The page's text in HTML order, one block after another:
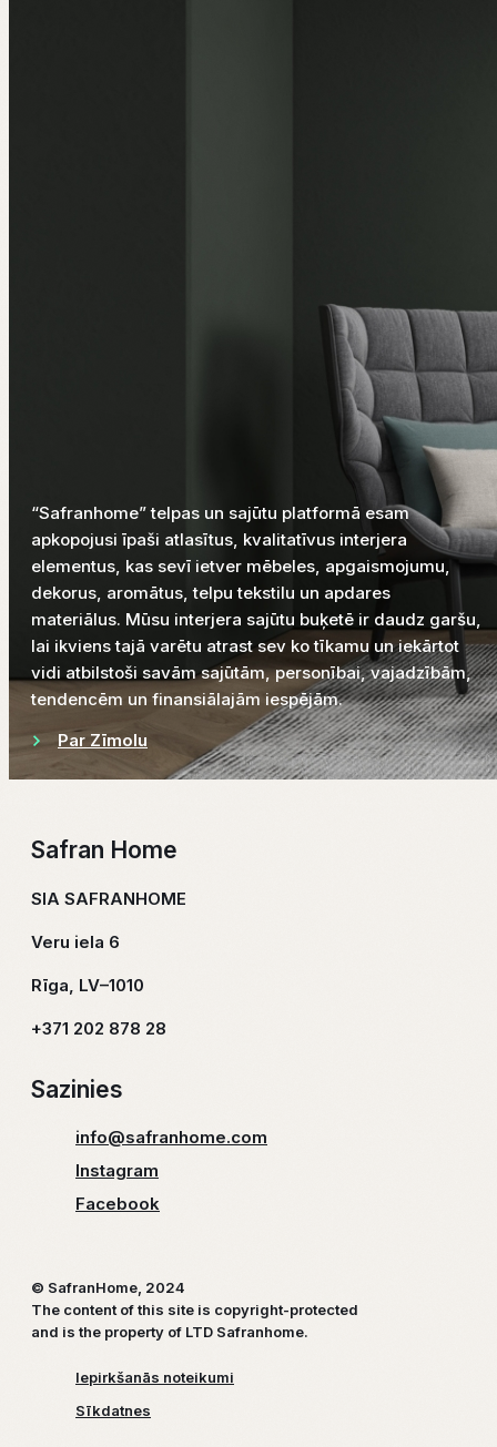
“Safranhome” telpas un sajūtu platformā esam
apkopojusi īpaši atlasītus, kvalitatīvus interjera
elementus, kas sevī ietver mēbeles, apgaismojumu,
dekorus, aromātus, telpu tekstilu un apdares
materiālus. Mūsu interjera sajūtu buķetē ir daudz garšu,
lai ikviens tajā varētu atrast sev ko tīkamu un iekārtot
vidi atbilstoši savām sajūtām, personībai, vajadzībām,
tendencēm un finansiālajām iespējām.
Par Zīmolu
Safran Home
SIA SAFRANHOME
Veru iela 6
Rīga, LV–1010
+371 202 878 28
Sazinies
info@safranhome.com
Instagram
Facebook
© SafranHome, 2024
The content of this site is copyright-protected
and is the property of LTD Safranhome.
Iepirkšanās noteikumi
Sīkdatnes